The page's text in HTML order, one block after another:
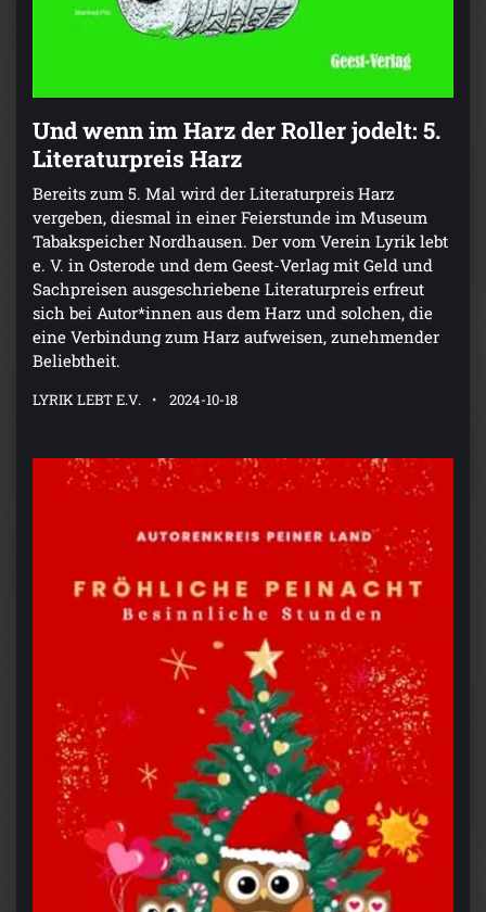
Und wenn im Harz der Roller jodelt: 5.
Literaturpreis Harz
Bereits zum 5. Mal wird der Literaturpreis Harz
vergeben, diesmal in einer Feierstunde im Museum
Tabakspeicher Nordhausen. Der vom Verein Lyrik lebt
e. V. in Osterode und dem Geest-Verlag mit Geld und
Sachpreisen ausgeschriebene Literaturpreis erfreut
sich bei Autor*innen aus dem Harz und solchen, die
eine Verbindung zum Harz aufweisen, zunehmender
Beliebtheit.
LYRIK LEBT E.V. 2024-10-18